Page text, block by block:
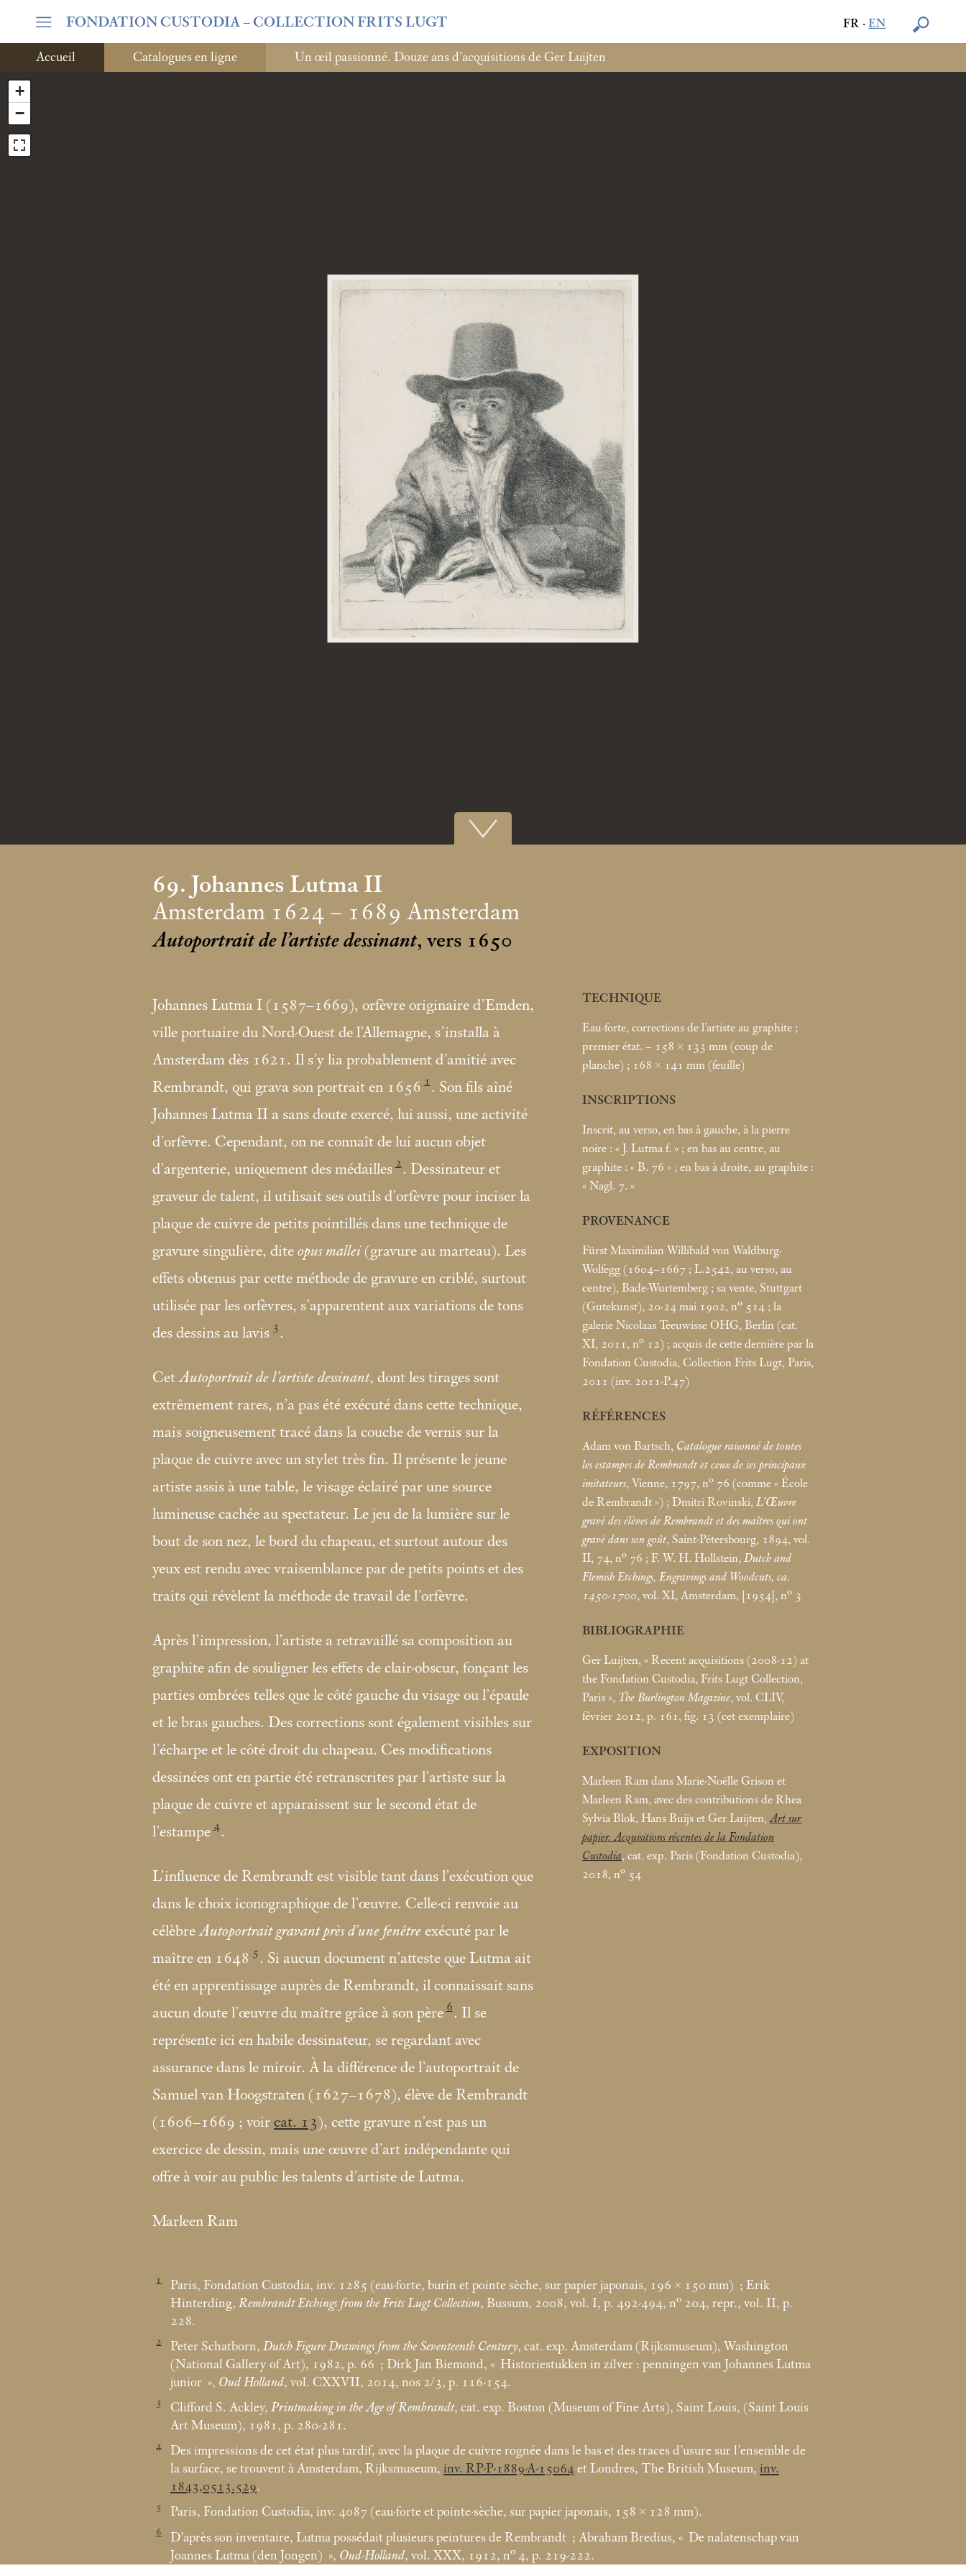
FR ·EN
FONDATION CUSTODIA– COLLECTION FRITS LUGT
Accueil Catalogues en ligne Un œil passionné. Douze ans d’acquisitions de Ger Luijten
+
−
69. Johannes Lutma II
Amsterdam 1624 – 1689 Amsterdam
Autoportrait de l’artiste dessinant, vers 1650
Johannes Lutma I (1587–1669), orfèvre originaire d’Emden,
ville portuaire du Nord-Ouest de l’Allemagne, s’installa à
Amsterdam dès 1621. Il s’y lia probablement d’amitié avec
Rembrandt, qui grava son portrait en 1656 1 . Son fils aîné
Johannes Lutma II a sans doute exercé, lui aussi, une activité
d’orfèvre. Cependant, on ne connaît de lui aucun objet
d’argenterie, uniquement des médailles 2. Dessinateur et
graveur de talent, il utilisait ses outils d’orfèvre pour inciser la
plaque de cuivre de petits pointillés dans une technique de
gravure singulière, dite opus mallei(gravure au marteau). Les
effets obtenus par cette méthode de gravure en criblé, surtout
utilisée par les orfèvres, s’apparentent aux variations de tons
des dessins au lavis 3 .
CetAutoportrait de l’artiste dessinant, dont les tirages sont
extrêmement rares, n’a pas été exécuté dans cette technique,
mais soigneusement tracé dans la couche de vernis sur la
plaque de cuivre avec un stylet très fin. Il présente le jeune
artiste assis à une table, le visage éclairé par une source
lumineuse cachée au spectateur. Le jeu de la lumière sur le
bout de son nez, le bord du chapeau, et surtout autour des
yeux est rendu avec vraisemblance par de petits points et des
traits qui révèlent la méthode de travail de l’orfèvre.
Après l’impression, l’artiste a retravaillé sa composition au
graphite afin de souligner les effets de clair-obscur, fonçant les
parties ombrées telles que le côté gauche du visage ou l’épaule
et le bras gauches. Des corrections sont également visibles sur
l’écharpe et le côté droit du chapeau. Ces modifications
dessinées ont en partie été retranscrites par l’artiste sur la
plaque de cuivre et apparaissent sur le second état de
l’estampe 4.
L’influence de Rembrandt est visible tant dans l’exécution que
dans le choix iconographique de l’œuvre. Celle-ci renvoie au
célèbreAutoportrait gravant près d’une fenêtre exécuté par le
maître en 1648 5. Si aucun document n’atteste que Lutma ait
été en apprentissage auprès de Rembrandt, il connaissait sans
aucun doute l’œuvre du maître grâce à son père 6. Il se
représente ici en habile dessinateur, se regardant avec
assurance dans le miroir. À la différence de l’autoportrait de
Samuel van Hoogstraten (1627–1678), élève de Rembrandt
(1606–1669 ; voir cat. 13), cette gravure n’est pas un
exercice de dessin, mais une œuvre d’art indépendante qui
offre à voir au public les talents d’artiste de Lutma.
Marleen Ram
TECHNIQUE
Eau-forte, corrections de l’artiste au graphite ;
premier état. – 158 × 133 mm (coup de
planche) ; 168 × 141 mm (feuille)
INSCRIPTIONS
Inscrit, au verso, en bas à gauche, à la pierre
noire : « J. Lutma f. » ; en bas au centre, au
graphite : « B. 76 » ; en bas à droite, au graphite :
« Nagl. 7. »
PROVENANCE
Fürst Maximilian Willibald von Waldburg-
Wolfegg (1604–1667 ; L.2542, au verso, au
centre), Bade-Wurtemberg ; sa vente, Stuttgart
(Gutekunst), 20-24 mai 1902, n° 514 ; la
galerie Nicolaas Teeuwisse OHG, Berlin (cat.
XI, 2011, n° 12) ; acquis de cette dernière par la
Fondation Custodia, Collection Frits Lugt, Paris,
2011 (inv. 2011-P.47)
RÉFÉRENCES
Adam von Bartsch, Catalogue raisonné de toutes
les estampes de Rembrandt et ceux de ses principaux
imitateurs, Vienne, 1797, n° 76 (comme « École
de Rembrandt ») ; Dmitri Rovinski, L’Œuvre
gravé des élèves de Rembrandt et des maîtres qui ont
gravé dans son goût, Saint-Pétersbourg, 1894, vol.
II, 74, n° 76 ; F. W. H. Hollstein, Dutch and
Flemish Etchings, Engravings and Woodcuts, ca.
1450-1700, vol. XI, Amsterdam, [1954], n° 3
BIBLIOGRAPHIE
Ger Luijten, « Recent acquisitions (2008-12) at
the Fondation Custodia, Frits Lugt Collection,
Paris », The Burlington Magazine, vol. CLIV,
février 2012, p. 161, fig. 13 (cet exemplaire)
EXPOSITION
Marleen Ram dans Marie-Noëlle Grison et
Marleen Ram, avec des contributions de Rhea
Sylvia Blok, Hans Buijs et Ger Luijten,Art sur
papier. Acquisitions récentes de la Fondation
Custodia, cat. exp. Paris (Fondation Custodia),
2018, n° 54
1 Paris, Fondation Custodia, inv. 1285 (eau-forte, burin et pointe sèche, sur papier japonais, 196 × 150 mm) ; Erik
Hinterding, Rembrandt Etchings from the Frits Lugt Collection, Bussum, 2008, vol. I, p. 492-494, n° 204, repr., vol. II, p.
228.
2 Peter Schatborn, Dutch Figure Drawings from the Seventeenth Century, cat. exp. Amsterdam (Rijksmuseum), Washington
(National Gallery of Art), 1982, p. 66 ; Dirk Jan Biemond, « Historiestukken in zilver : penningen van Johannes Lutma
junior », Oud Holland, vol. CXXVII, 2014, nos 2/3, p. 116-154.
3 Clifford S. Ackley, Printmaking in the Age of Rembrandt, cat. exp. Boston (Museum of Fine Arts), Saint Louis, (Saint Louis
Art Museum), 1981, p. 280-281.
4
Des impressions de cet état plus tardif, avec la plaque de cuivre rognée dans le bas et des traces d’usure sur l’ensemble de
la surface, se trouvent à Amsterdam, Rijksmuseum, inv. RP-P-1889-A-15064 et Londres, The British Museum, inv.
1843,0513.529.
5 Paris, Fondation Custodia, inv. 4087 (eau-forte et pointe-sèche, sur papier japonais, 158 × 128 mm).
6 D’après son inventaire, Lutma possédait plusieurs peintures de Rembrandt ; Abraham Bredius, « De nalatenschap van
Joannes Lutma (den Jongen) », Oud-Holland, vol. XXX, 1912, n° 4, p. 219-222.